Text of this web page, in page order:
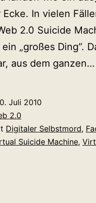
In vielen
2.0 Suicide
„großes Ding“.
aus dem ganzen…
Juli 2010
2.0
Digitaler Selbstmord,
Suicide Machine,